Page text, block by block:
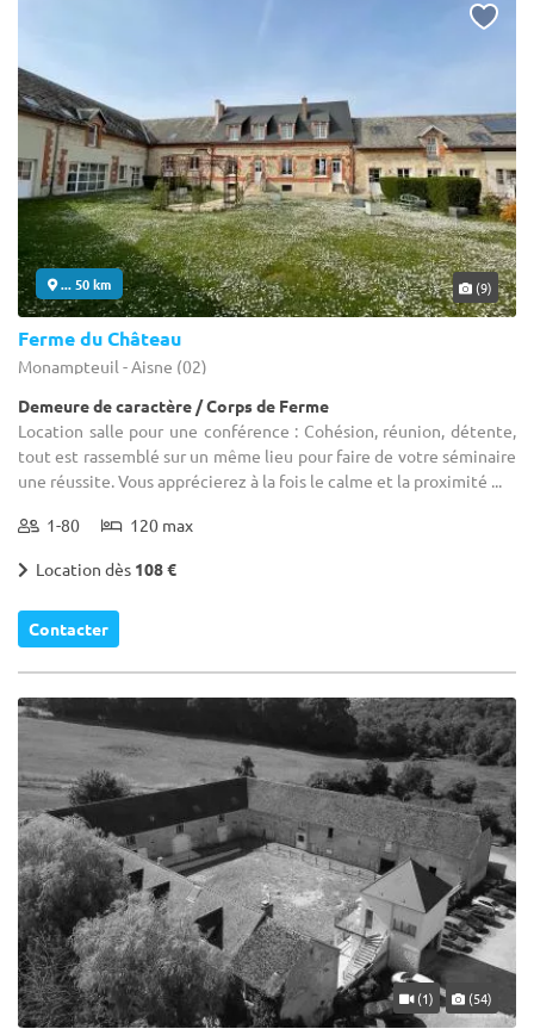
... 50 km (9)
Ferme du Château
Monampteuil - Aisne (02)
Demeure de caractère / Corps de Ferme
Location salle pour une conférence : Cohésion, réunion, détente,
tout est rassemblé sur un même lieu pour faire de votre séminaire
une réussite. Vous apprécierez à la fois le calme et la proximité ...
1-80 120 max
Location dès 108 €
Contacter
(1) (54)